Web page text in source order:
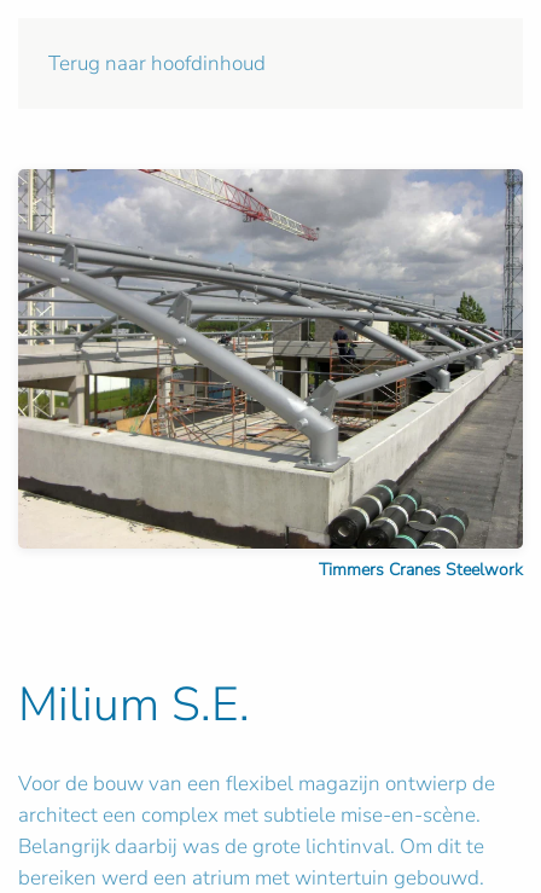
Terug naar hoofdinhoud
Timmers Cranes Steelwork
Milium S.E.
Voor de bouw van een flexibel magazijn ontwierp de
architect een complex met subtiele mise-en-scène.
Belangrijk daarbij was de grote lichtinval. Om dit te
bereiken werd een atrium met wintertuin gebouwd.